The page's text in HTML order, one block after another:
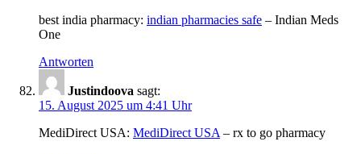
best india pharmacy: indian pharmacies safe – Indian Meds
One
Antworten
Justindoova sagt:
15. August 2025 um 4:41 Uhr
MediDirect USA: MediDirect USA – rx to go pharmacy